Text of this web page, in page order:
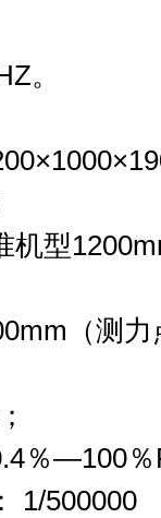
。
机型
（测
％—100
1/500000